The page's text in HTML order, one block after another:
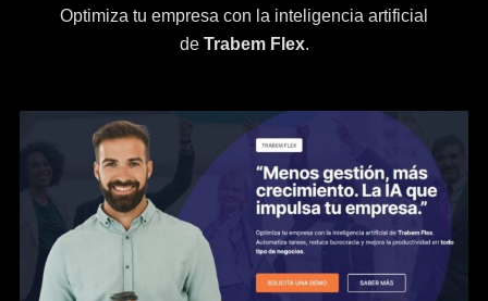
Optimiza tu empresa con la inteligencia artificial
de Trabem Flex.